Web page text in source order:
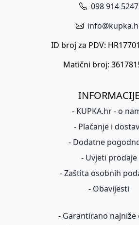
098 914 5247
ID broj za PDV:
Matični broj:
INFORMACIJE
- KUPKA.hr - o
- Plaćanje i
- Dodatne
- Uvjeti prodaje
-Zaštita osobnih
- Obavijesti
- Garantirano najniže